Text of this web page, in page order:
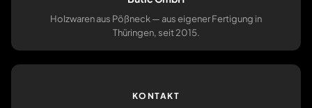
Holzwaren aus Pößneck — aus eigener Fertigung in
Thüringen, seit 2015.
KONTAKT